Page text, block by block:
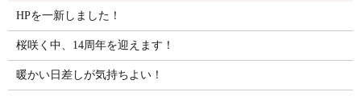
HPを一新しました！
桜咲く中、14周年を迎えます！
暖かい日差しが気持ちよい！